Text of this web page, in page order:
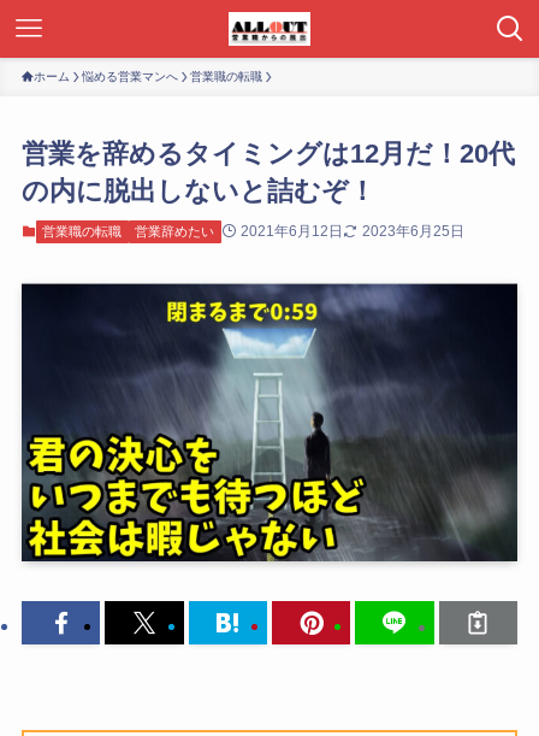
ホーム 悩める営業マンへ 営業職の転職
営業を辞めるタイミングは12月だ！20代
の内に脱出しないと詰むぞ！
営業職の転職 営業辞めたい 2021年6月12日 2023年6月25日